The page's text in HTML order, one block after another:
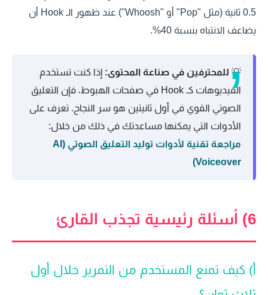
0.5 ثانية (مثل "Pop" أو "Whoosh") عند ظهور الـ Hook أن
يضاعف الانتباه بنسبة 40%.
💡للمحترفين في صناعة المحتوى:إذا كنت تستخدم
الفيديوهات كـ Hook في صفحات الهبوط، فإن التعليق
الصوتي القوي في أول ثانيتين هو سر النجاح. تعرف على
الأدوات التي يمكنها مساعدتك في ذلك من خلال:
مراجعة تقنية لأدوات توليد التعليق الصوتي (AI
Voiceover)
أ) كيف تمنع المستخدم من التمرير خلال أول